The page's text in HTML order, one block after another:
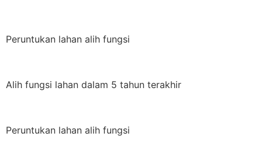
Peruntukan lahan alih fungsi
Alih fungsi lahan dalam 5 tahun terakhir
Peruntukan lahan alih fungsi